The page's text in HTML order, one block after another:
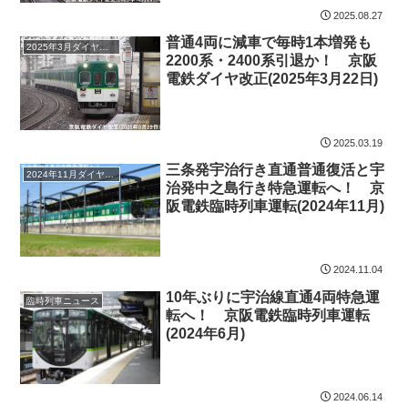
2025.08.27
2025年3月ダイヤ改正
普通4両に減車で毎時1本増発も
2200系・2400系引退か！ 京阪
電鉄ダイヤ改正(2025年3月22日)
2025.03.19
三条発宇治行き直通普通復活と宇
治発中之島行き特急運転へ！ 京
阪電鉄臨時列車運転(2024年11月)
2024.11.04
臨時列車ニュース
10年ぶりに宇治線直通4両特急運
転へ！ 京阪電鉄臨時列車運転
(2024年6月)
2024.06.14